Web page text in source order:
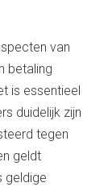
van
betaling
is essentieel
duidelijk zijn
tegen
geldt
geldige